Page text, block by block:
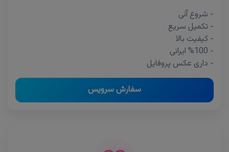
- شروع آنی
- تکمیل سریع
- کیفیت بالا
- %100 ایرانی
- داری عکس پروفایل
سفارش سرویس